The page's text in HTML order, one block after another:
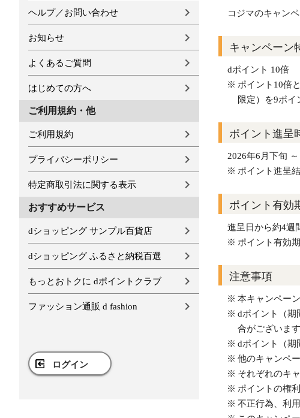
ヘルプ／お問い合わせ
お知らせ
よくあるご質問
はじめての方へ
ご利用規約・他
ご利用規約
プライバシーポリシー
特定商取引法に関する表示
おすすめサービス
dショッピング サンプル百貨店
dショッピング ふるさと納税百選
もっとおトクに dポイントクラブ
ファッション通販 d fashion
ログイン
コジマのキャン
キャンペーン
dポイント 10倍
ポイント10倍
限定）を9ポイ
ポイント進呈
2026年6月下旬
ポイント進呈
ポイント有効
進呈日から約4週
ポイント有効
注意事項
本キャンペー
dポイント（期
合がございま
dポイント（期
他のキャンペ
それぞれのキ
ポイントの権
不正行為、利